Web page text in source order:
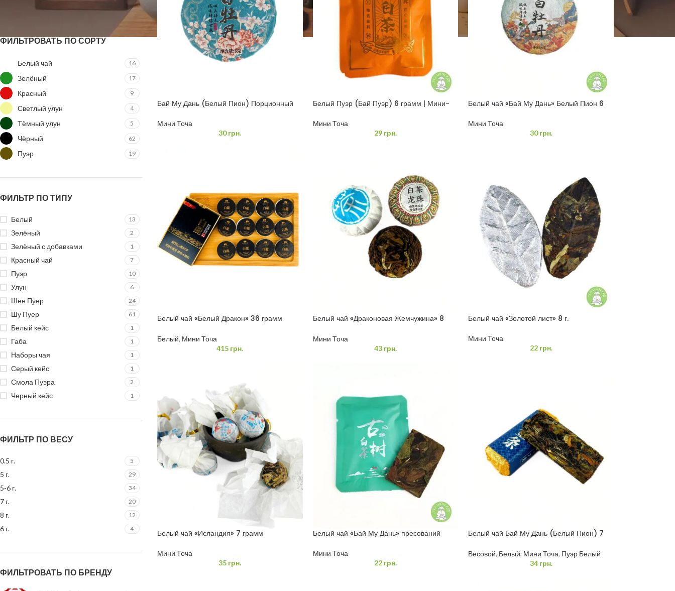
ФИЛЬТРОВАТЬ ПО СОРТУ
Белый чай 16
Зелёный 17
Красный 9
Светлый улун 4
Тёмный улун 5
Чёрный 62
Пуэр 19
ФИЛЬТР ПО ТИПУ
Белый 13
Зелёный 2
Зелёный с добавками 1
Красный чай 7
Пуэр 10
Улун 6
Шен Пуер 24
Шу Пуер 61
Белый кейс 1
Габа 1
Наборы чая 1
Серый кейс 1
Смола Пуэра 2
Черный кейс 1
ФИЛЬТР ПО ВЕСУ
0.5 г. 5
5 г. 29
5-6 г. 34
7 г. 20
8 г. 12
6 г. 4
ФИЛЬТРОВАТЬ ПО БРЕНДУ
Бай Му Дань (Белый Пион) Порционный
Мини Точа
30грн.
Белый Пуэр (Бай Пуэр) 6 грамм | Мини-
Мини Точа
29грн.
Белый чай «Бай Му Дань» Белый Пион 6
Мини Точа
30грн.
Белый чай «Белый Дракон» 36 грамм
Белый, Мини Точа
415 грн.
Белый чай «Драконовая Жемчужина» 8
Мини Точа
43грн.
Белый чай «Золотой лист» 8 г.
Мини Точа
22грн.
Белый чай «Исландия» 7 грамм
Мини Точа
35 грн.
Белый чай «Бай Му Дань» пресований
Мини Точа
22грн.
Белый чай Бай Му Дань (Белый Пион) 7
Весовой, Белый, Мини Точа, Пуэр Белый
34грн.